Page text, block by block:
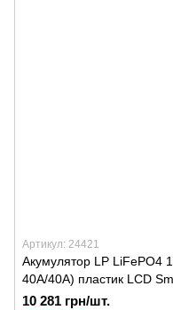
Артикул: 24421
Акумулятор LP LiFePO4
40A/40А) пластик LCD
10 281 грн/шт.